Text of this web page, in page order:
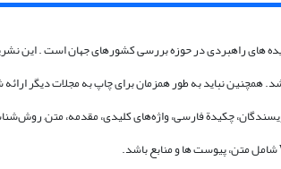
های راهبردی در حوزه بررسی کشورهای جهان است . این
همچنین نباید به طور همزمان برای چاپ به مجلات دیگر
چکیدة فارسی، واژه‌های کلیدی، مقدمه، متن,